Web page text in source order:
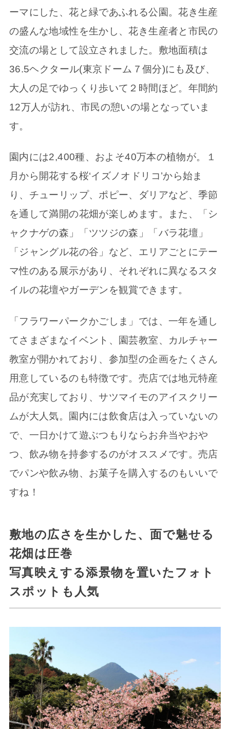
ーマにした、花と緑であふれる公園。花き生産
の盛んな地域性を生かし、花き生産者と市民の
交流の場として設立されました。敷地面積は
36.5ヘクタール(東京ドーム７個分)にも及び、
大人の足でゆっくり歩いて２時間ほど。年間約
12万人が訪れ、市民の憩いの場となっていま
す。
園内には2,400種、およそ40万本の植物が。１
月から開花する桜‘イズノオドリコ’から始ま
り、チューリップ、ポピー、ダリアなど、季節
を通して満開の花畑が楽しめます。また、「シ
ャクナゲの森」「ツツジの森」「バラ花壇」
「ジャングル花の谷」など、エリアごとにテー
マ性のある展示があり、それぞれに異なるスタ
イルの花壇やガーデンを観賞できます。
「フラワーパークかごしま」では、一年を通し
てさまざまなイベント、園芸教室、カルチャー
教室が開かれており、参加型の企画をたくさん
用意しているのも特徴です。売店では地元特産
品が充実しており、サツマイモのアイスクリー
ムが大人気。園内には飲食店は入っていないの
で、一日かけて遊ぶつもりならお弁当やおや
つ、飲み物を持参するのがオススメです。売店
でパンや飲み物、お菓子を購入するのもいいで
すね！
敷地の広さを生かした、面で魅せる
花畑は圧巻
写真映えする添景物を置いたフォト
スポットも人気